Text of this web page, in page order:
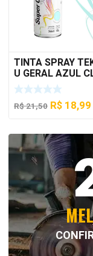
TINTA SPRAY
U GERAL AZUL
350 ML
R$21,50 O
original
era:
R$ 21,50.
R$ 18,99